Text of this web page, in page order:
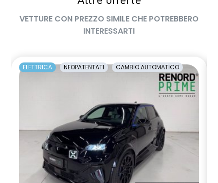
VETTURE CON PREZZO SIMILE CHE POTREBBERO
INTERESSARTI
ELETTRICA NEOPATENTATI CAMBIO AUTOMATICO